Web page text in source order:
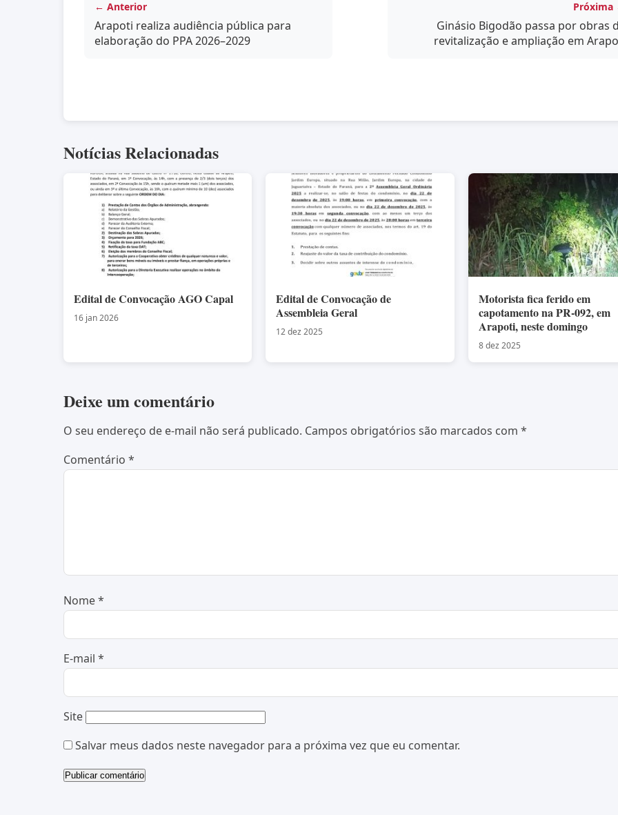
← Anterior
Arapoti realiza audiência pública para
elaboração do PPA 2026–2029
Ginásio Bigodão passa por obras
revitalização e ampliação em
Notícias Relacionadas
Edital de Convocação AGO Capal
16 jan 2026
Edital de Convocação de
Assembleia Geral
12 dez 2025
Motorista fica ferido em
capotamento na PR-092, em
Arapoti, neste domingo
8 dez 2025
Deixe um comentário
O seu endereço de e-mail não será publicado. Campos obrigatórios são marcados com *
Comentário *
Nome*
E-mail *
Site
Salvar meus dados neste navegador para a próxima vez que eu comentar.